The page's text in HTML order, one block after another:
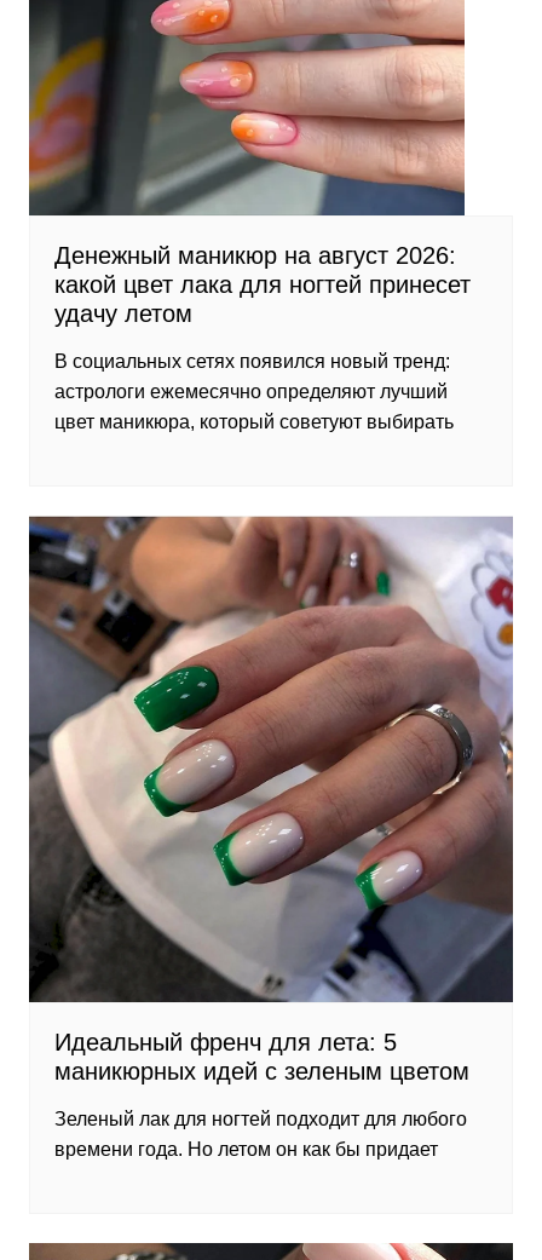
Денежный маникюр на август 2026:
какой цвет лака для ногтей принесет
удачу летом
В социальных сетях появился новый тренд:
астрологи ежемесячно определяют лучший
цвет маникюра, который советуют выбирать
Идеальный френч для лета: 5
маникюрных идей с зеленым цветом
Зеленый лак для ногтей подходит для любого
времени года. Но летом он как бы придает